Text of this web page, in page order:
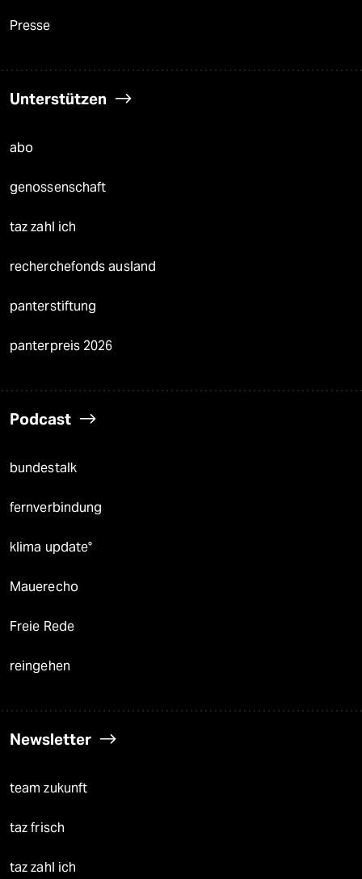
Presse
Unterstützen
abo
genossenschaft
taz zahl ich
recherchefonds ausland
panterstiftung
panterpreis 2026
Podcast
bundestalk
fernverbindung
klima update°
Mauerecho
Freie Rede
reingehen
Newsletter
team zukunft
taz frisch
taz zahl ich